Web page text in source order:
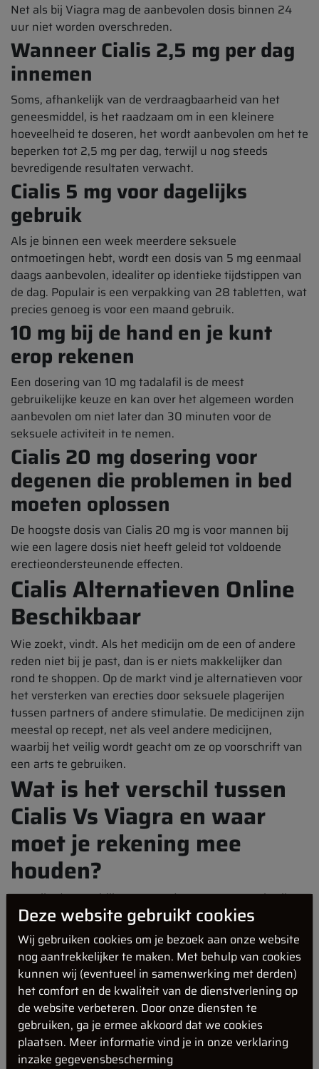
Deze website gebruikt cookies
Wij gebruiken cookies om je bezoek aan onze website
nog aantrekkelijker te maken. Met behulp van cookies
kunnen wij (eventueel in samenwerking met derden)
het comfort en de kwaliteit van de dienstverlening op
de website verbeteren. Door onze diensten te
gebruiken, ga je ermee akkoord dat we cookies
plaatsen. Meer informatie vind je in onze verklaring
inzake gegevensbescherming
Net als bij Viagra mag de aanbevolen dosis binnen 24
uur niet worden overschreden.
Wanneer Cialis 2,5 mg per dag
innemen
Soms, afhankelijk van de verdraagbaarheid van het
geneesmiddel, is het raadzaam om in een kleinere
hoeveelheid te doseren, het wordt aanbevolen om het te
beperken tot 2,5 mg per dag, terwijl u nog steeds
bevredigende resultaten verwacht.
Cialis 5 mg voor dagelijks
gebruik
Als je binnen een week meerdere seksuele
ontmoetingen hebt, wordt een dosis van 5 mg eenmaal
daags aanbevolen, idealiter op identieke tijdstippen van
de dag. Populair is een verpakking van 28 tabletten, wat
precies genoeg is voor een maand gebruik.
10 mg bij de hand en je kunt
erop rekenen
Een dosering van 10 mg tadalafil is de meest
gebruikelijke keuze en kan over het algemeen worden
aanbevolen om niet later dan 30 minuten voor de
seksuele activiteit in te nemen.
Cialis 20 mg dosering voor
degenen die problemen in bed
moeten oplossen
De hoogste dosis van Cialis 20 mg is voor mannen bij
wie een lagere dosis niet heeft geleid tot voldoende
erectieondersteunende effecten.
Cialis Alternatieven Online
Beschikbaar
Wie zoekt, vindt. Als het medicijn om de een of andere
reden niet bij je past, dan is er niets makkelijker dan
rond te shoppen. Op de markt vind je alternatieven voor
het versterken van erecties door seksuele plagerijen
tussen partners of andere stimulatie. De medicijnen zijn
meestal op recept, net als veel andere medicijnen,
waarbij het veilig wordt geacht om ze op voorschrift van
een arts te gebruiken.
Wat is het verschil tussen
Cialis Vs Viagra en waar
moet je rekening mee
houden?
Wat zijn de verschillen tussen de twee meest gebruikte
erectiemiddelen? We brengen je een vergelijking van
Cialis vs Viagra om hun verschillen beter te begrijpen.
Hoewel het genoemde medicijn en Viagra volgens
hetzelfde principe werken, brengen de verschillende
werkzame bestanddelen verschillende
gebruiksmogelijkheden met zich mee. De eerste met
tadalafil werkt langer en de afzonderlijke tabletten
bevatten verschillende hoeveelheden werkzame stoffen.
Het is het verstandigst om hiervoor te kiezen als de